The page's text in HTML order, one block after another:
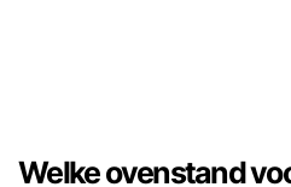
Welke ovenstand